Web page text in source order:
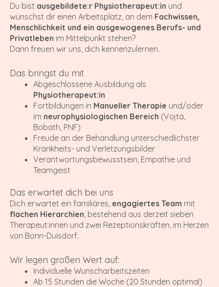
Du bist ausgebildete:r Physiotherapeut:in und
wünschst dir einen Arbeitsplatz, an dem Fachwissen,
Menschlichkeit und ein ausgewogenes Berufs- und
Privatleben im Mittelpunkt stehen?
Dann freuen wir uns, dich kennenzulernen.
Das bringst du mit
Abgeschlossene Ausbildung als
Physiotherapeut:in
Fortbildungen in Manueller Therapie und/oder
im neurophysiologischen Bereich (Vojta,
Bobath, PNF)
Freude an der Behandlung unterschiedlichster
Krankheits- und Verletzungsbilder
Verantwortungsbewusstsein, Empathie und
Teamgeist
Das erwartet dich bei uns
Dich erwartet ein familiäres, engagiertes Team mit
flachen Hierarchien , bestehend aus derzeit sieben
Therapeut:innen und zwei Rezeptionskräften, im Herzen
von Bonn-Duisdorf.
Wir legen großen Wert auf:
Individuelle Wunscharbeitszeiten
Ab 15 Stunden die Woche (20 Stunden optimal)